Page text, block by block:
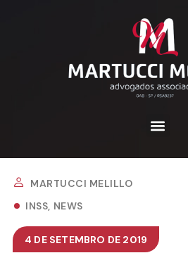
MARTUCCI MELILLO
INSS NEWS
4 DE SETEMBRO DE 2019